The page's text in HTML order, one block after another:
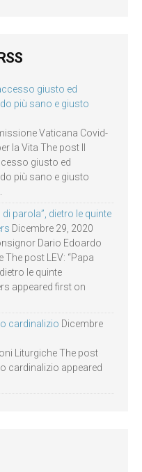
giusto ed
più sano e giusto
Vaticana Covid-
la Vita The post Il
giusto ed
più sano e giusto
di parola”, dietro le quinte
Dicembre 29, 2020
Dario Edoardo
post LEV: “Papa
le quinte
appeared first on
cardinalizio Dicembre
Liturgiche The post
cardinalizio appeared